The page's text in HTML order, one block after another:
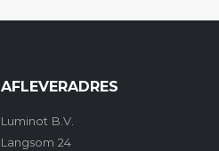
AFLEVERADRES
Luminot B.V.
Langsom 24